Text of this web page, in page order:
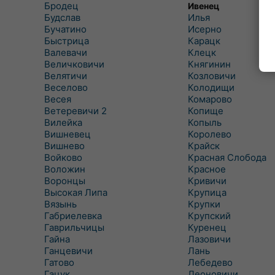
Бродец
Будслав
Бучатино
Быстрица
Валевачи
Величковичи
Велятичи
Веселово
Весея
Ветеревичи 2
Вилейка
Вишневец
Вишнево
Войково
Воложин
Воронцы
Высокая Липа
Вязынь
Габриелевка
Гаврильчицы
Гайна
Ганцевичи
Гатово
Ивенец
Илья
Исерно
Карацк
Клецк
Княгинин
Козловичи
Колодищи
Комарово
Копище
Копыль
Королево
Крайск
Красная Слобода
Красное
Кривичи
Крупица
Крупки
Крупский
Куренец
Лазовичи
Лань
Лебедево